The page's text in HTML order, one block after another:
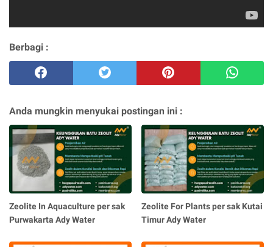
Berbagi :
Anda mungkin menyukai postingan ini :
Zeolite In Aquaculture per sak
Purwakarta Ady Water
Zeolite For Plants per sak Kutai
Timur Ady Water